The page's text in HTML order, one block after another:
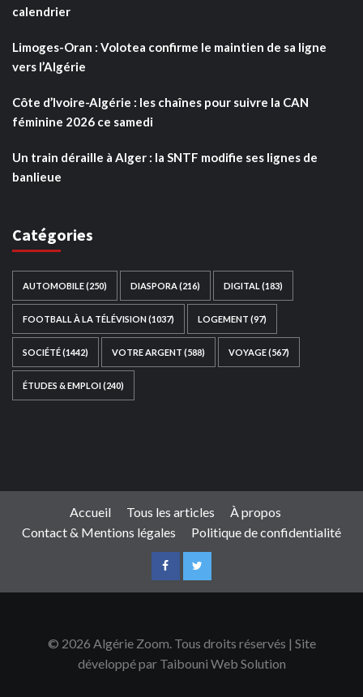
calendrier
Limoges-Oran : Volotea confirme le maintien de sa ligne
vers l’Algérie
Côte d’Ivoire-Algérie : les chaînes pour suivre la CAN
féminine 2026 ce samedi
Un train déraille à Alger : la SNTF modifie ses lignes de
banlieue
Catégories
AUTOMOBILE(250) DIASPORA (216) DIGITAL (183)
FOOTBALL À LA TÉLÉVISION(1037) LOGEMENT (97)
SOCIÉTÉ(1442) VOTRE ARGENT (588) VOYAGE(567)
ÉTUDES & EMPLOI(240)
Accueil Tous les articles
À propos
Contact & Mentions légales
Politique de confidentialité
© 2026 Algérie Zoom. Tous droits réservés | Site
développé par Taibouni Web Solution